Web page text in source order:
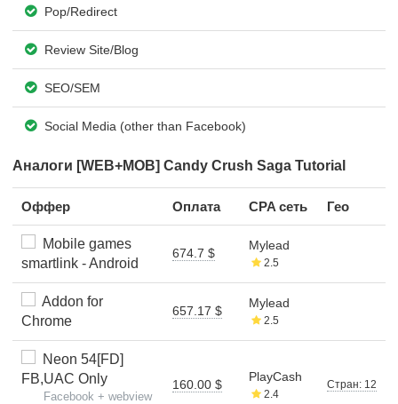
Pop/Redirect
Review Site/Blog
SEO/SEM
Social Media (other than Facebook)
Аналоги [WEB+MOB] Candy Crush Saga Tutorial
Оффер Оплата CPA сеть Гео
Mobile games
smartlink - Android
674.7 $
Mylead
2.5
Addon for
Chrome
657.17 $
Mylead
2.5
Neon 54[FD]
FB,UAC Only
Facebook + webview
160.00 $
PlayCash
2.4
Стран: 12